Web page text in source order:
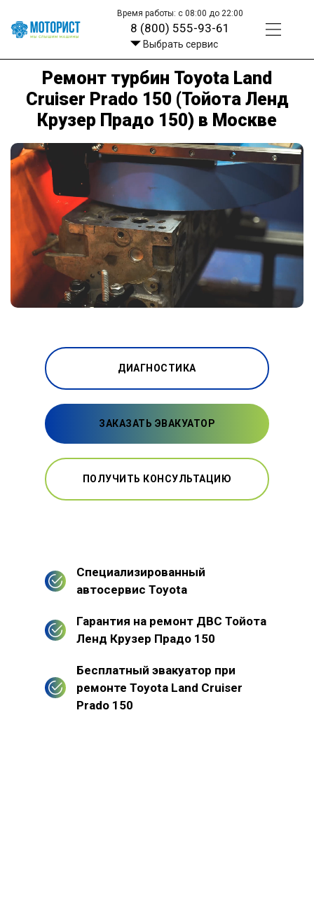
Время работы: с 08:00 до 22:00
8 (800) 555-93-61
Выбрать сервис
Ремонт турбин Toyota Land
Cruiser Prado 150 (Тойота Ленд
Крузер Прадо 150) в Москве
ДИАГНОСТИКА
ЗАКАЗАТЬ ЭВАКУАТОР
ПОЛУЧИТЬ КОНСУЛЬТАЦИЮ
Специализированный
автосервис Toyota
Гарантия на ремонт ДВС Тойота
Ленд Крузер Прадо 150
Бесплатный эвакуатор при
ремонте Toyota Land Cruiser
Prado 150